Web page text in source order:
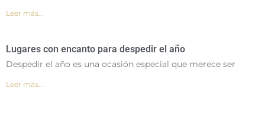
Leer más...
Lugares con encanto para despedir el año
Despedir el año es una ocasión especial que merece ser
Leer más...